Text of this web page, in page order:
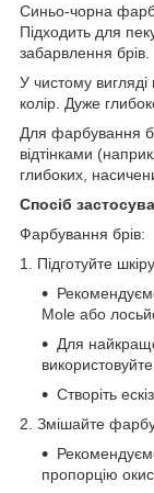
Синьо-чорна
Підходить для
забарвлення брів.
У чистому
колір. Дуже
Для фарбування
відтінками
глибоких,
Спосіб
Фарбування брів:
1. Підготуйте
Mole або
Для
Створіть
2. Змішайте
пропорцію